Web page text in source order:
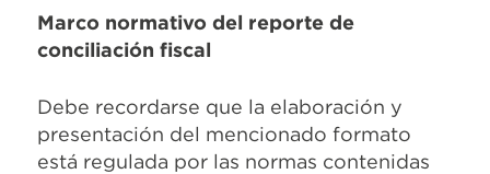
Marco normativo del reporte de
conciliación fiscal
Debe recordarse que la elaboración y
presentación del mencionado formato
está regulada por las normas contenidas